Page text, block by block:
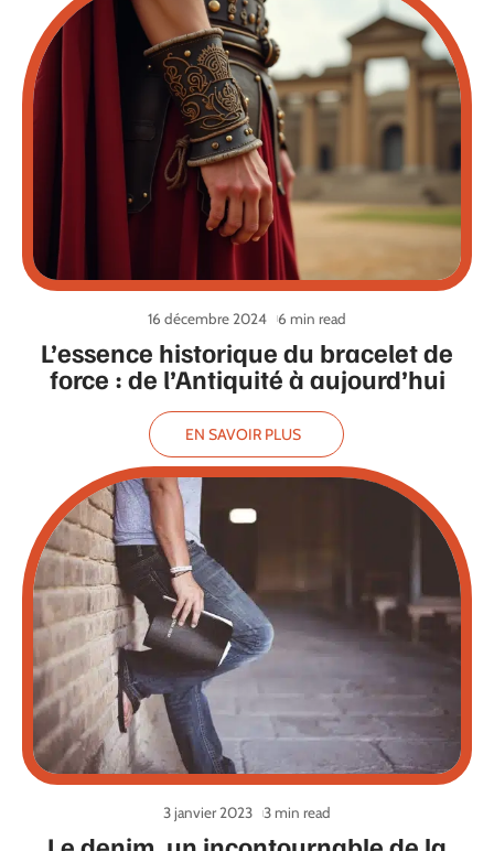
L’essence historique du bracelet de
force : de l’Antiquité à aujourd’hui
16 décembre 2024 6 min read
EN SAVOIR PLUS
3 janvier 2023 3 min read